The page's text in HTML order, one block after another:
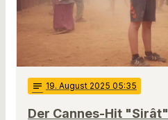
notes 19. August 2025 05:35
Der Cannes-Hit "Sirât"